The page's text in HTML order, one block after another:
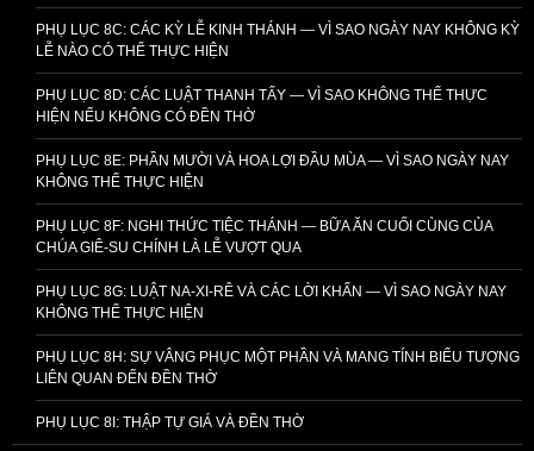
PHỤ LỤC 8C: CÁC KỲ LỄ KINH THÁNH — VÌ SAO NGÀY NAY KHÔNG KỲ
LỄ NÀO CÓ THỂ THỰC HIỆN
PHỤ LỤC 8D: CÁC LUẬT THANH TẨY — VÌ SAO KHÔNG THỂ THỰC
HIỆN NẾU KHÔNG CÓ ĐỀN THỜ
PHỤ LỤC 8E: PHẦN MƯỜI VÀ HOA LỢI ĐẦU MÙA — VÌ SAO NGÀY NAY
KHÔNG THỂ THỰC HIỆN
PHỤ LỤC 8F: NGHI THỨC TIỆC THÁNH — BỮA ĂN CUỐI CÙNG CỦA
CHÚA GIÊ-SU CHÍNH LÀ LỄ VƯỢT QUA
PHỤ LỤC 8G: LUẬT NA-XI-RÊ VÀ CÁC LỜI KHẤN — VÌ SAO NGÀY NAY
KHÔNG THỂ THỰC HIỆN
PHỤ LỤC 8H: SỰ VÂNG PHỤC MỘT PHẦN VÀ MANG TÍNH BIỂU TƯỢNG
LIÊN QUAN ĐẾN ĐỀN THỜ
PHỤ LỤC 8I: THẬP TỰ GIÁ VÀ ĐỀN THỜ